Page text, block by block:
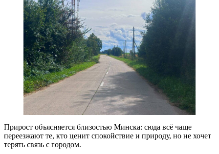
Прирост объясняется близостью Минска: сюда всё чаще
переезжают те, кто ценит спокойствие и природу, но не хочет
терять связь с городом.